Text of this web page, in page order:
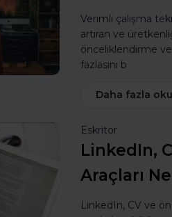
Verimli çalışma
artıran ve
önceliklendirme
fazlasını b
Daha fazla oku
Eskritor
LinkedIn,
Araçları
LinkedIn, CV ve ön